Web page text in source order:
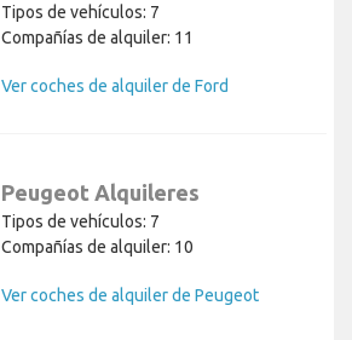
Tipos de vehículos: 7
Compañías de alquiler: 11
Ver coches de alquiler de Ford
Peugeot Alquileres
Tipos de vehículos: 7
Compañías de alquiler: 10
Ver coches de alquiler de Peugeot